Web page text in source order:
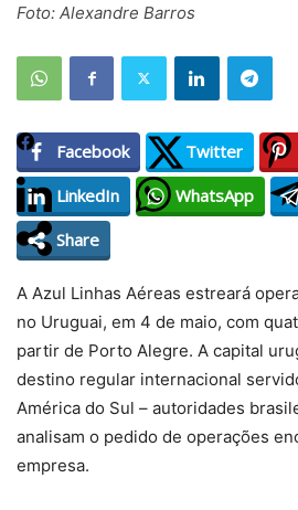
Foto: Alexandre Barros
Facebook Twitter
LinkedIn
WhatsApp
Share
A Azul Linhas Aéreas estreará
no Uruguai, em 4 de maio, com
partir de Porto Alegre. A capital
destino regular internacional
América do Sul – autoridades
analisam o pedido de operações
empresa.